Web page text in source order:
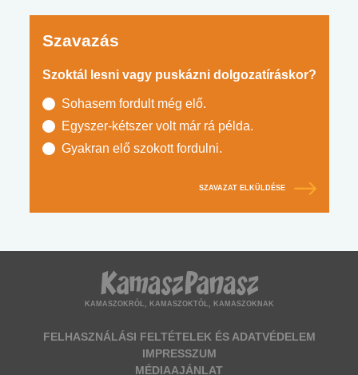
Szavazás
Szoktál lesni vagy puskázni dolgozatíráskor?
Sohasem fordult még elő.
Egyszer-kétszer volt már rá példa.
Gyakran elő szokott fordulni.
SZAVAZAT ELKÜLDÉSE
KAMASZOKRÓL, KAMASZOKTÓL, KAMASZOKNAK
FELHASZNÁLÁSI FELTÉTELEK ÉS ADATVÉDELEM
IMPRESSZUM
MÉDIAAJÁNLAT